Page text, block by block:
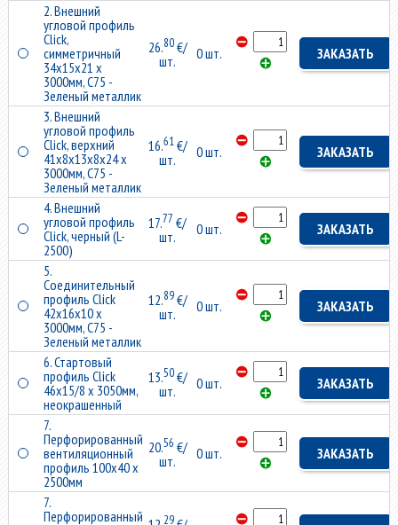
2. Внешний
угловой профиль
Click,
симметричный
34x15x21 x
3000мм, C75 -
Зеленый металлик
26.80€/
шт.
0 шт. ЗАКАЗАТЬ
3. Внешний
угловой профиль
Click, верхний
41x8x13x8x24 x
3000мм, C75 -
Зеленый металлик
16.61€/
шт.
0 шт. ЗАКАЗАТЬ
4. Внешний
угловой профиль
Click, черный (L-
2500)
17.77 €/
шт.
0 шт. ЗАКАЗАТЬ
5.
Соединительный
профиль Click
42x16x10 x
3000мм, C75 -
Зеленый металлик
12.89€/
шт.
0 шт. ЗАКАЗАТЬ
6. Стартовый
профиль Click
46x15/8 x 3050мм,
неокрашенный
13.50€/
шт.
0 шт. ЗАКАЗАТЬ
7.
Перфорированный
вентиляционный
профиль 100x40 x
2500мм
20.56 €/
шт.
0 шт. ЗАКАЗАТЬ
7.
Перфорированный
29